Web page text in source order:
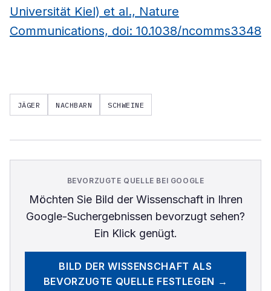
Universität Kiel) et al., Nature
Communications, doi: 10.1038/ncomms3348
JÄGER NACHBARN SCHWEINE
BEVORZUGTE QUELLE BEI GOOGLE
Möchten Sie Bild der Wissenschaftin Ihren
Google-Suchergebnissen bevorzugt sehen?
Ein Klick genügt.
BILD DER WISSENSCHAFT ALS
BEVORZUGTE QUELLE FESTLEGEN →